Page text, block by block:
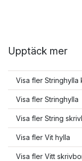
Upptäck mer
Visa fler Stringhylla
Visa fler Stringhylla
Visa fler String
Visa fler Vit hylla
Visa fler Vitt